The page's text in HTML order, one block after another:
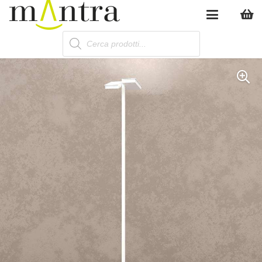
Products
search